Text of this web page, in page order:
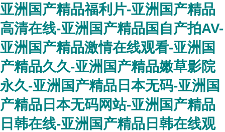
亚洲国产精品福利片-亚洲国产精品
高清在线-亚洲国产精品国自产拍AV-
亚洲国产精品激情在线观看-亚洲国
产精品久久-亚洲国产精品嫩草影院
永久-亚洲国产精品日本无码-亚洲国
产精品日本无码网站-亚洲国产精品
日韩在线-亚洲国产精品日韩在线观